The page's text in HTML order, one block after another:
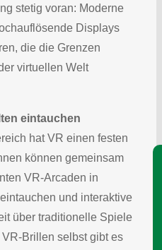
stetig voran: Moderne
Displays
die die Grenzen
virtuellen Welt
eintauchen
hat VR einen festen
können gemeinsam
VR-Arcaden in
und interaktive
über traditionelle Spiele
Brillen selbst gibt es